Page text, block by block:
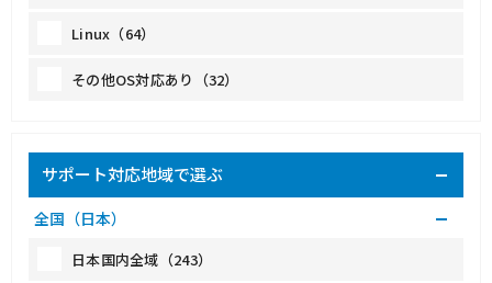
Linux（64）
その他OS対応あり（32）
サポート対応地域で選ぶ
全国（日本）
日本国内全域（243）